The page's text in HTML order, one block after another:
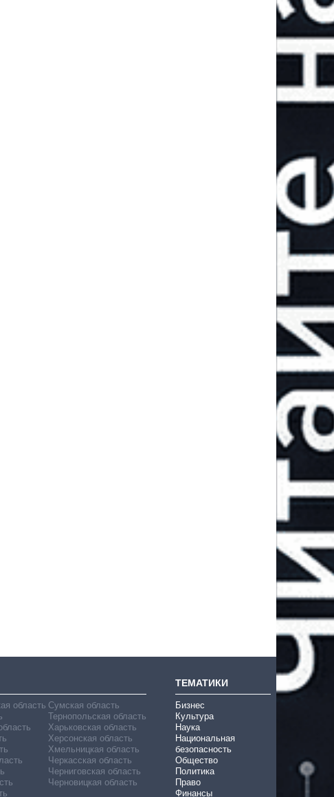
область Сумская область
Тернопольская область
Харьковская область
Херсонская область
Хмельницкая область
Черкасская область
Черниговская область
Черновицкая область
ТЕМАТИКИ
Бизнес
Культура
Наука
Национальная
безопасность
Общество
Политика
Право
Финансы